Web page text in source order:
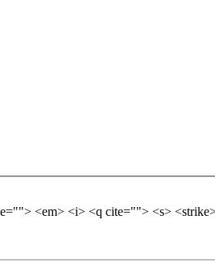
<em> <i> <q cite=""> <s>